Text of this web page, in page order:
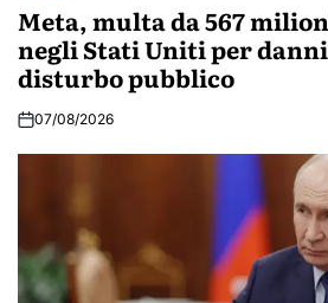
Meta, multa da 567
negli Stati Uniti per
disturbo pubblico
07/08/2026